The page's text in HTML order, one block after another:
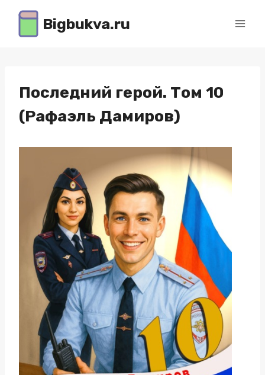
Перейти
содержимому
Bigbukva.ru
Последний герой. Том 10
(Рафаэль Дамиров)